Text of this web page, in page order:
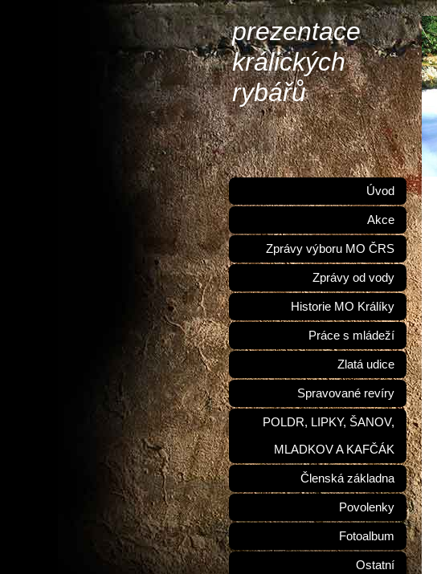
prezentace
králických
rybářů
Úvod
Akce
Zprávy výboru MO ČRS
Zprávy od vody
Historie MO Králíky
Práce s mládeží
Zlatá udice
Spravované revíry
POLDR, LIPKY, ŠANOV,
MLADKOV A KAFČÁK
Členská základna
Povolenky
Fotoalbum
Ostatní